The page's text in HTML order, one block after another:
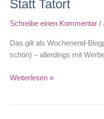
Statt Tatort
Schreibe einen Kommentar /
Das gilt als Wochenend-
schön) – allerdings mit
Statt
Weiterlesen »